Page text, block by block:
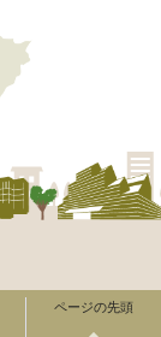
ページの先頭